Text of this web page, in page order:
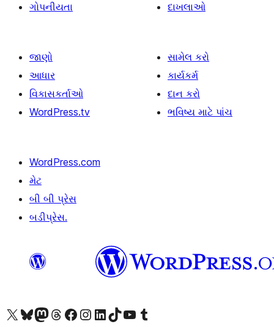
ગોપનીયતા
દાખલાઓ
જાણો
આધાર
વિકાસકર્તાઓ
WordPress.tv
સામેલ કરો
કાર્યકર્મ
દાન કરો
ભવિષ્ય માટે પાંચ
WordPress.com
મેટ
બી બી પ્રેસ
બડીપ્રેસ.
અમારા X (અગાઉ ટ્વિટર) એકાઉન્ટની મુલાકાત લોઅમારા Bluesky એકાઉન્ટની મુલાકાત લોઅમારા માસ્ટોડોન એકાઉન્ટની મુલાકાત લોઅમારા Threads એકાઉન્ટની મુલાકાત લો અમારા ફેસબુક પેજની મુલાકાત લોઅમારા ઇન્સ્ટાગ્રામ એકાઉન્ટની મુલાકાત લો અમારા LinkedIn એકાઉન્ટની મુલાકાત લોઅમારા TikTok એકાઉન્ટની મુલાકાત લોઅમારી YouTube ચેનલની મુલાકાત લો અમારા Tumblr એકાઉન્ટની મુલાકાત લો